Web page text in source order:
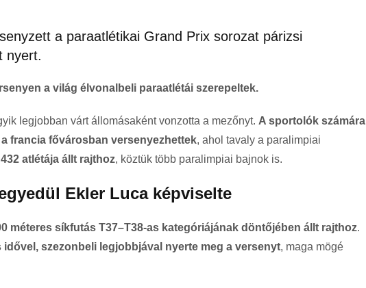
a paraatlétikai Grand Prix sorozat párizsi
nyert.
a világ élvonalbeli paraatlétái szerepeltek.
legjobban várt állomásaként vonzotta a mezőnyt. A sportolók számára
francia fővárosban versenyezhettek, ahol tavaly a paralimpiai
atlétája állt rajthoz, köztük több paralimpiai bajnok is.
Ekler Luca képviselte
méteres síkfutás T37–T38-as kategóriájának döntőjében állt rajthoz.
idővel, szezonbeli legjobbjával nyerte meg a versenyt, maga mögé